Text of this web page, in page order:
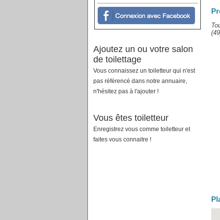
Ajoutez un ou votre salon
de toilettage
Vous connaissez un toiletteur qui n'est
pas référencé dans notre annuaire,
n'hésitez pas à l'ajouter !
Vous êtes toiletteur
Enregistrez vous comme toiletteur et
faites vous connaitre !